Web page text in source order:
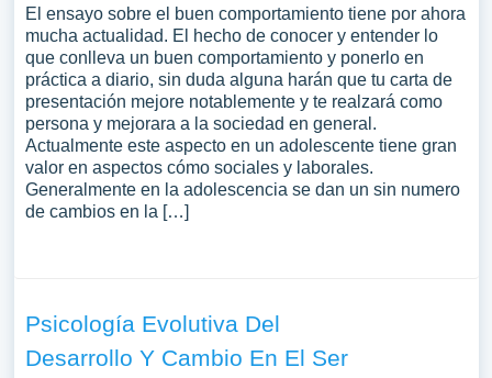
El ensayo sobre el buen comportamiento tiene por ahora
mucha actualidad. El hecho de conocer y entender lo
que conlleva un buen comportamiento y ponerlo en
práctica a diario, sin duda alguna harán que tu carta de
presentación mejore notablemente y te realzará como
persona y mejorara a la sociedad en general.
Actualmente este aspecto en un adolescente tiene gran
valor en aspectos cómo sociales y laborales.
Generalmente en la adolescencia se dan un sin numero
de cambios en la […]
Psicología Evolutiva Del
Desarrollo Y Cambio En El Ser